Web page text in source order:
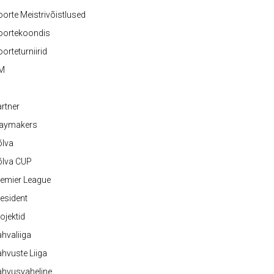
Meistrivõistlused
CUP
League
Liiga